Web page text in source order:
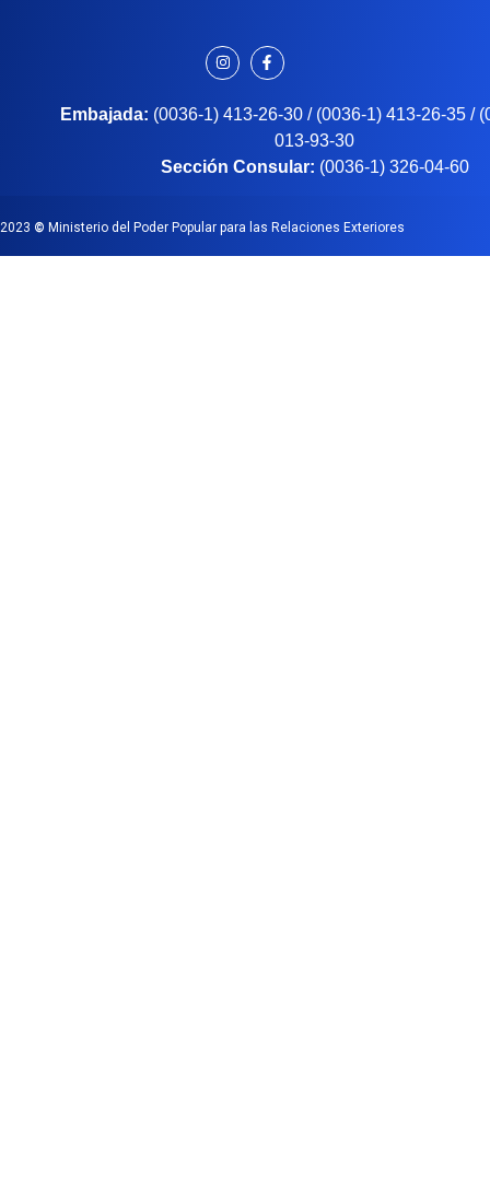
Embajada: (0036-1) 413-26-30 / (0036-1) 413-26-35 /
013-93-30
Sección Consular: (0036-1) 326-04-60
2023 © Ministerio del Poder Popular para las Relaciones Exteriores